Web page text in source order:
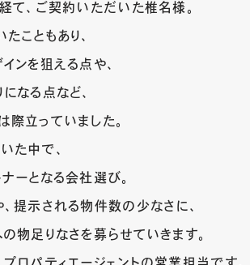
、ご契約いただいた椎名様。
こともあり、
ンを狙える点や、
なる点など、
立っていました。
た中で、
ーとなる会社選び。
提示される物件数の少なさに、
物足りなさを募らせていきます。